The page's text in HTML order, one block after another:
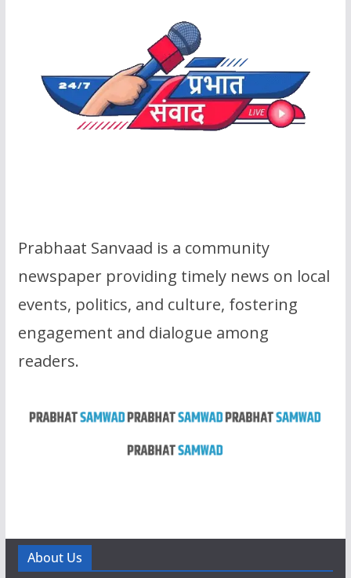
Prabhaat Sanvaad is a community
newspaper providing timely news on local
events, politics, and culture, fostering
engagement and dialogue among
readers.
About Us